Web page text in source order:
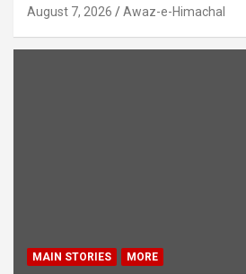
August 7, 2026 Awaz-e-Himachal
MAIN STORIES MORE